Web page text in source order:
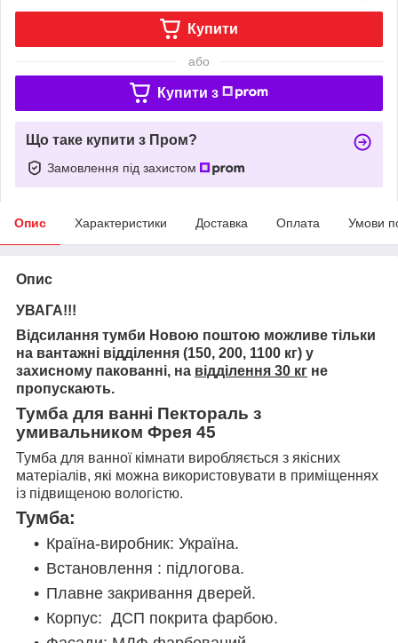
Купити
або
Купити з
Що таке купити з Пром?
Замовлення під захистом
Опис Характеристики Доставка Оплата Умови
Опис
УВАГА!!!
Відсилання тумби Новою поштою можливе тільки
на вантажні відділення (150, 200, 1100 кг) у
захисному пакованні, на відділення 30 кг не
пропускають.
Тумба для ванні Пектораль з
умивальником Фрея 45
Тумба для ванної кімнати виробляється з якісних
матеріалів, які можна використовувати в приміщеннях
із підвищеною вологістю.
Тумба:
Країна-виробник: Україна.
Встановлення : підлогова.
Плавне закривання дверей.
Корпус: ДСП покрита фарбою.